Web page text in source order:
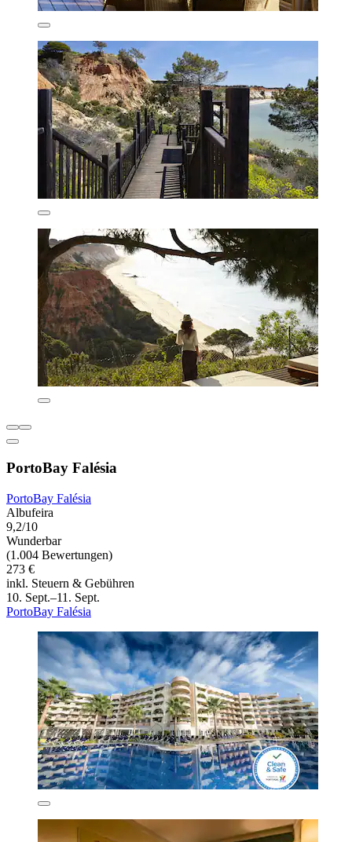
PortoBay Falésia
PortoBay Falésia
Albufeira
9,2/10
Wunderbar
(1.004 Bewertungen)
273 €
inkl. Steuern & Gebühren
10. Sept.–11. Sept.
PortoBay Falésia